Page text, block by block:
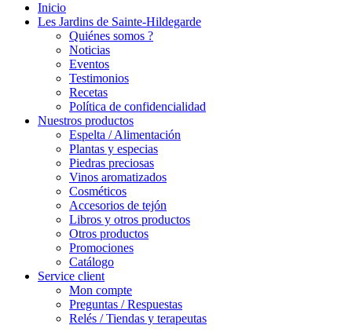
Inicio
Les Jardins de Sainte-Hildegarde
Quiénes somos ?
Noticias
Eventos
Testimonios
Recetas
Política de confidencialidad
Nuestros productos
Espelta / Alimentación
Plantas y especias
Piedras preciosas
Vinos aromatizados
Cosméticos
Accesorios de tejón
Libros y otros productos
Otros productos
Promociones
Catálogo
Service client
Mon compte
Preguntas / Respuestas
Relés / Tiendas y terapeutas